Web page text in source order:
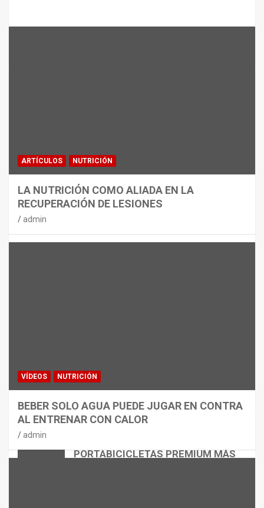
PORTABICICLETAS PREMIUM MÁS
ARTÍCULOS NUTRICIÓN
LA NUTRICIÓN COMO ALIADA EN LA
RECUPERACIÓN DE LESIONES
admin
VÍDEOS NUTRICIÓN
BEBER SOLO AGUA PUEDE JUGAR EN CONTRA
AL ENTRENAR CON CALOR
admin